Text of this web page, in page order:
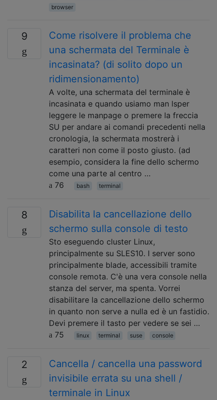
browser
9
Come risolvere il problema che
una schermata del Terminale è
incasinata? (di solito dopo un
ridimensionamento)
A volte, una schermata del terminale è
incasinata e quando usiamo man lsper
leggere le manpage o premere la freccia
SU per andare ai comandi precedenti nella
cronologia, la schermata mostrerà i
caratteri non come il posto giusto. (ad
esempio, considera la fine dello schermo
come una parte al centro …
76
bash terminal
8
Disabilita la cancellazione dello
schermo sulla console di testo
Sto eseguendo cluster Linux,
principalmente su SLES10. I server sono
principalmente blade, accessibili tramite
console remota. C'è una vera console nella
stanza del server, ma spenta. Vorrei
disabilitare la cancellazione dello schermo
in quanto non serve a nulla ed è un fastidio.
Devi premere il tasto per vedere se sei …
75
linux terminal suse console
2
Cancella / cancella una password
invisibile errata su una shell /
terminale in Linux